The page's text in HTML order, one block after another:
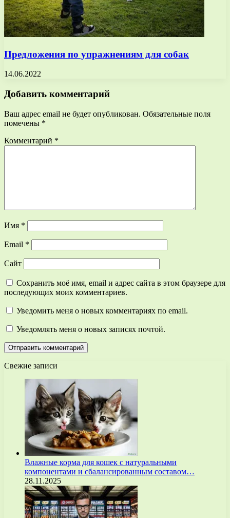
Предложения по упражнениям для собак
14.06.2022
Добавить комментарий
Ваш адрес email не будет опубликован. Обязательные поля
помечены *
Комментарий *
Имя *
Email *
Сайт
Сохранить моё имя, email и адрес сайта в этом браузере для
последующих моих комментариев.
Уведомить меня о новых комментариях по email.
Уведомлять меня о новых записях почтой.
Свежие записи
Влажные корма для кошек с натуральными
компонентами и сбалансированным составом…
28.11.2025